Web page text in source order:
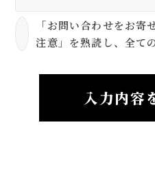
「お問い合わせをお寄
注意」を熟読し、全て
入力内容